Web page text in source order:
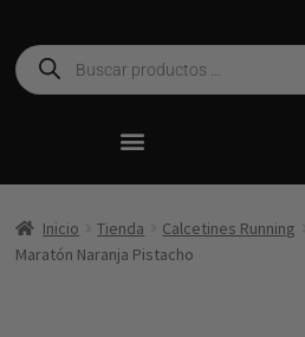
Inicio Tienda Calcetines Running
Maratón Naranja Pistacho